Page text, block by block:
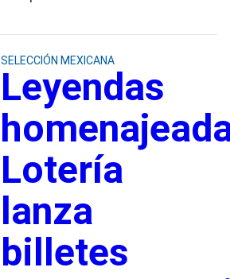
SELECCIÓN MEXICANA
Leyendas
Lotería
lanza
billetes